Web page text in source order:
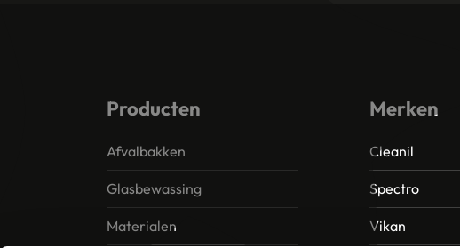
Producten
Afvalbakken
Glasbewassing
Materialen
Merken
Cleanil
Spectro
Vikan